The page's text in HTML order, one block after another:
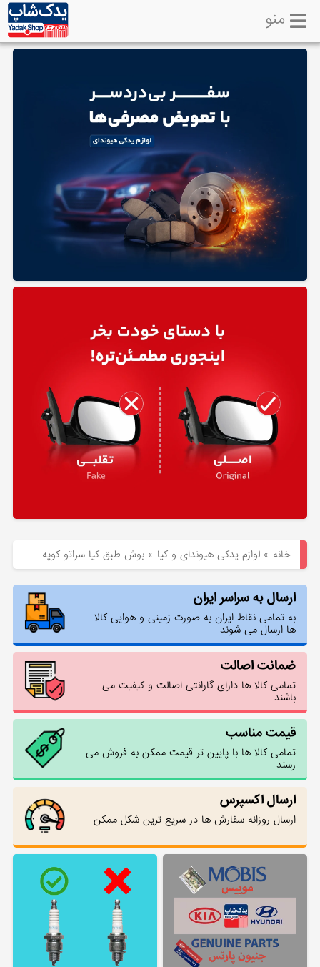
لوازم
منو
خانه »لوازم یدکی هیوندای و کیا »بوش طبق کیا سراتو کوپه
ارسال به سراسر ایران
به تمامی نقاط ایران به صورت زمینی و هوایی کالا
ها ارسال می شوند
ضمانت اصالت
تمامی کالا ها دارای گارانتی اصالت و کیفیت می
باشند
قیمت مناسب
تمامی کالا ها با پایین تر قیمت ممکن به فروش می
رسند
ارسال اکسپرس
ارسال روزانه سفارش ها در سریع ترین شکل ممکن